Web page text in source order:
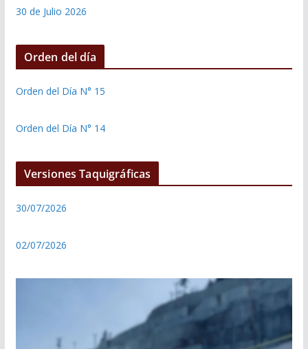
30 de Julio 2026
Orden del día
Orden del Día N° 15
Orden del Día N° 14
Versiones Taquigráficas
30/07/2026
02/07/2026